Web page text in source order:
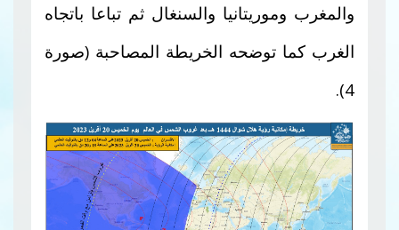
والمغرب وموريتانيا والسنغال ثم تباعا باتجاه
الغرب كما توضحه الخريطة المصاحبة (صورة
4).